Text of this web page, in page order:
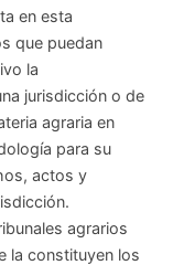
en esta
que puedan
la
jurisdicción o de
agraria en
para su
actos y
agrarios
la constituyen los